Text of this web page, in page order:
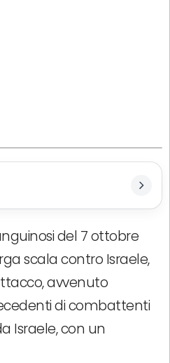
del 7 ottobre
scala contro Israele,
avvenuto
di combattenti
Israele, con un